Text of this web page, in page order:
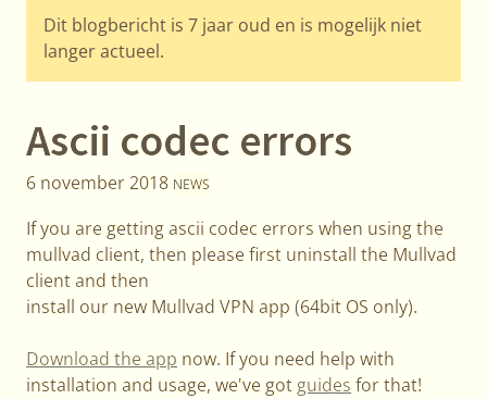
Dit blogbericht is 7 jaar oud en is mogelijk niet
langer actueel.
Ascii codec errors
6 november 2018 NEWS
If you are getting ascii codec errors when using the
mullvad client, then please first uninstall the Mullvad
client and then
install our new Mullvad VPN app (64bit OS only).
Download the app now. If you need help with
installation and usage, we've got guides for that!